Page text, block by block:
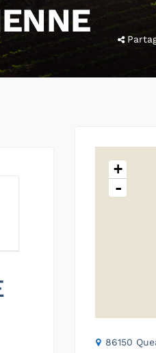
+
-
86150